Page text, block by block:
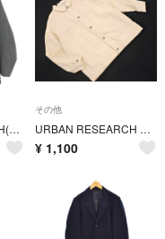
URBAN RESEARCH(アーバンリサーチ) メンズ アウター
その他
URBAN RESEARCH DOORS アーバンリサーチドアーズ ワイド幅 ジャケット sizeM/生成 ■◇ メンズ
¥ 1,100